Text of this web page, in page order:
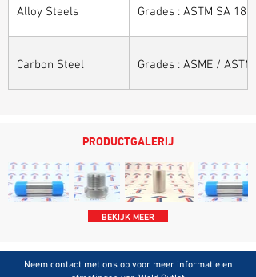
Alloy Steels Grades : ASTM SA
Carbon Steel Grades : ASME /
PRODUCTGALERIJ
BEKIJK MEER
Neem contact met ons op voor meer informatie en